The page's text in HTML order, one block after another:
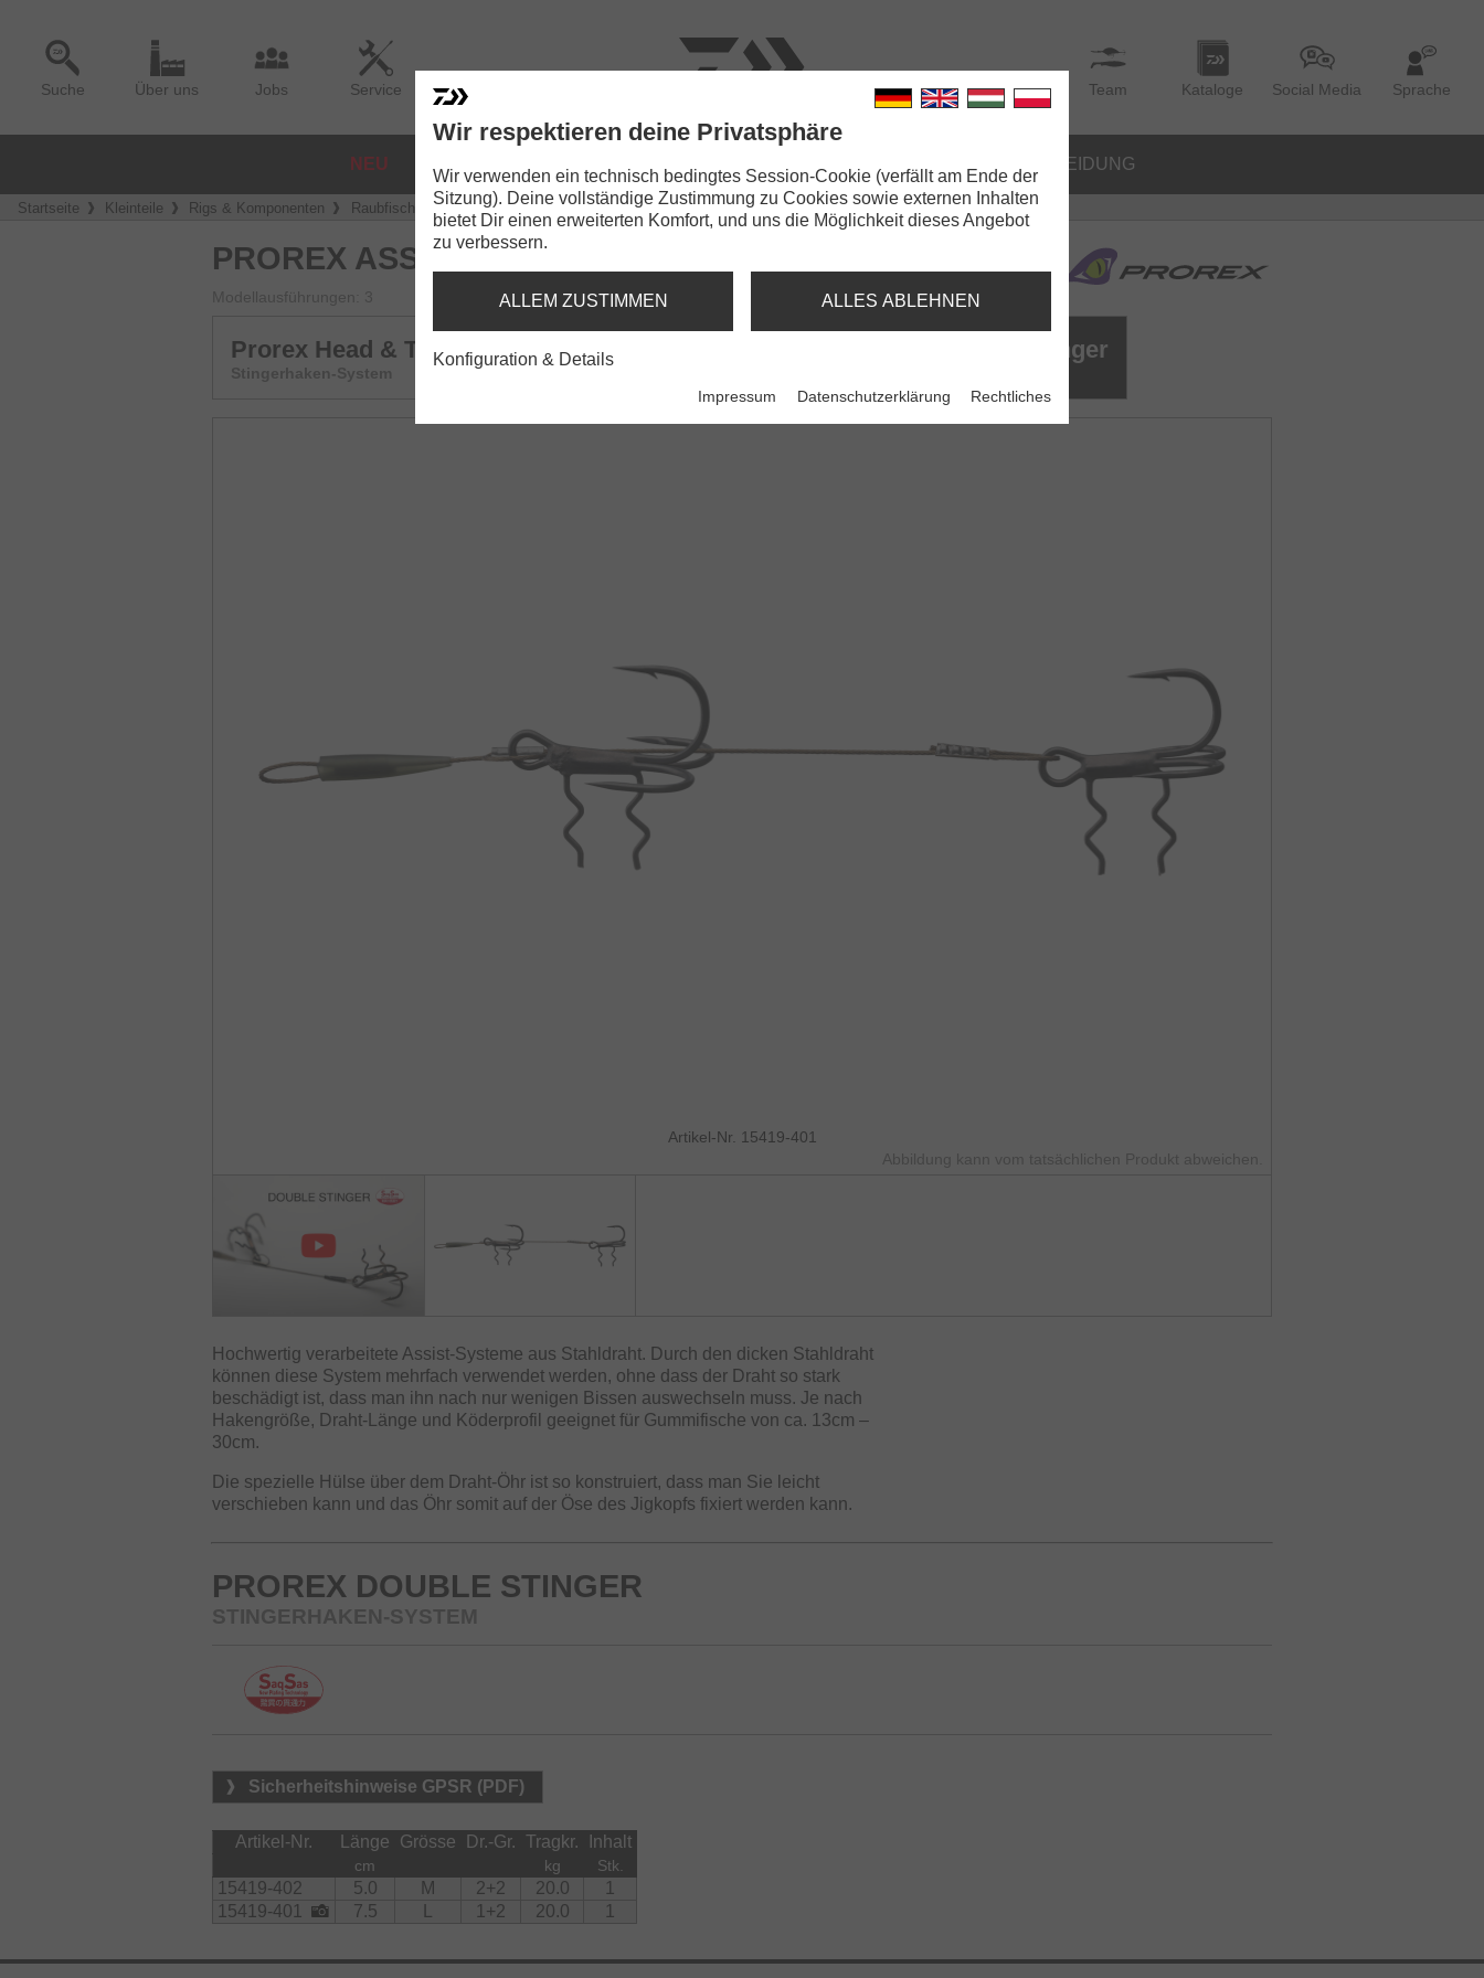
Suche Über uns Jobs Service Team Kataloge Social Media Sprache
NEU BEKLEIDUNG
Startseite Kleinteile Rigs & Komponenten Raubfischvorfächer & -Komponenten Prorex Double Stinger
PROREX ASSIST STINGER
Modellausführungen: 3
Prorex Head & Tail Stinger
Stingerhaken-System
Prorex Tail Stinger Prorex Double Stinger
Artikel-Nr. 15419-401
Abbildung kann vom tatsächlichen Produkt abweichen.
Hochwertig verarbeitete Assist-Systeme aus Stahldraht. Durch den dicken Stahldraht
können diese System mehrfach verwendet werden, ohne dass der Draht so stark
beschädigt ist, dass man ihn nach nur wenigen Bissen auswechseln muss. Je nach
Hakengröße, Draht-Länge und Köderprofil geeignet für Gummifische von ca. 13cm –
30cm.
Die spezielle Hülse über dem Draht-Öhr ist so konstruiert, dass man Sie leicht
verschieben kann und das Öhr somit auf der Öse des Jigkopfs fixiert werden kann.
PROREX DOUBLE STINGER
STINGERHAKEN-SYSTEM
Sicherheitshinweise GPSR (PDF)
Artikel-Nr. Länge Grösse Dr.-Gr. Tragkr. Inhalt
cm kg Stk.
15419-402 5.0 M 2+2 20.0
1
15419-401
7.5 1+2 20.0 1
Wir respektieren deine Privatsphäre
Wir verwenden ein technisch bedingtes Session-Cookie (verfällt am Ende der
Sitzung). Deine vollständige Zustimmung zu Cookies sowie externen Inhalten
bietet Dir einen erweiterten Komfort, und uns die Möglichkeit dieses Angebot
zu verbessern.
ALLEM ZUSTIMMEN ALLES ABLEHNEN
Konfiguration & Details
Impressum Datenschutzerklärung Rechtliches